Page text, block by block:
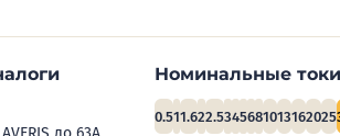
Номинальные
0.511.622.5345681013162025